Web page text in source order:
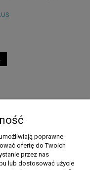
poprawne
ofertę do Twoich
przez nas
lub dostosować użycie